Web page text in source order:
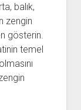
balık,
zengin
gösterin.
temel